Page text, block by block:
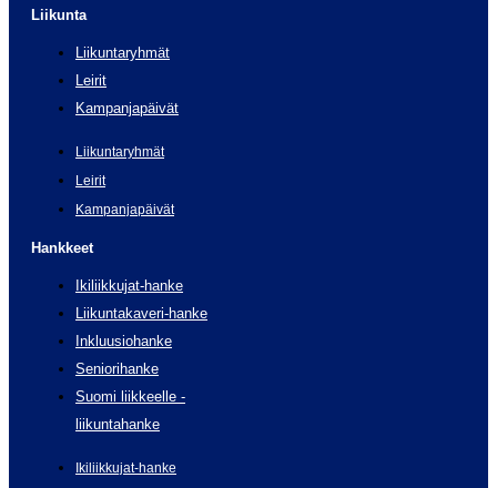
Liikunta
Liikuntaryhmät
Leirit
Kampanjapäivät
Liikuntaryhmät
Leirit
Kampanjapäivät
Hankkeet
Ikiliikkujat-hanke
Liikuntakaveri-hanke
Inkluusiohanke
Seniorihanke
Suomi liikkeelle -
liikuntahanke
Ikiliikkujat-hanke